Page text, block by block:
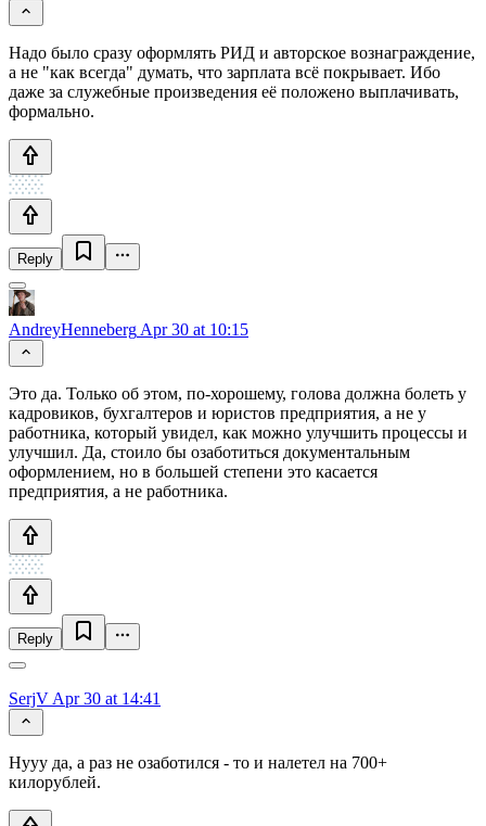
Надо было сразу оформлять РИД и авторское вознаграждение,
а не "как всегда" думать, что зарплата всё покрывает. Ибо
даже за служебные произведения её положено выплачивать,
формально.
Reply
AndreyHenneberg Apr 30 at 10:15
Это да. Только об этом, по-хорошему, голова должна болеть у
кадровиков, бухгалтеров и юристов предприятия, а не у
работника, который увидел, как можно улучшить процессы и
улучшил. Да, стоило бы озаботиться документальным
оформлением, но в большей степени это касается
предприятия, а не работника.
Reply
SerjV Apr 30 at 14:41
Нууу да, а раз не озаботился - то и налетел на 700+
килорублей.